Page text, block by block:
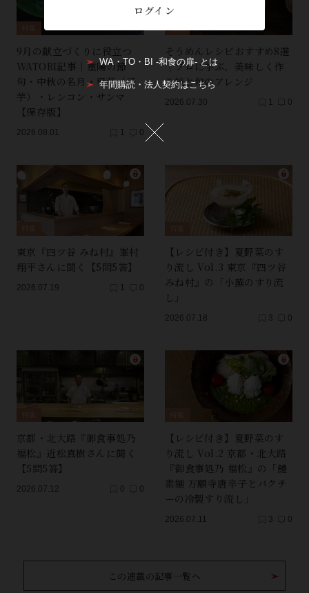
9月の献立づくりに役立つ
WATOBI記事｜重陽の節
句・中秋の名月・里芋（子
芋）・レンコン・サンマ
【保存版】
2026.08.01 1 0
そうめんレシピおすすめ8選
｜プロに学ぶ、美味しく作
る技と旬のアレンジ
2026.07.30 1 0
東京『四ツ谷 みね村』峯村
翔平さんに聞く【5問5答】
2026.07.19 1 0
【レシピ付き】夏野菜のす
り流し Vol.3 東京『四ツ谷
みね村』の「小蕪のすり流
し」
2026.07.18 3 0
京都・北大路『御食事処乃
福松』近松真樹さんに聞く
【5問5答】
2026.07.12 0 0
【レシピ付き】夏野菜のす
り流し Vol.2 京都・北大路
『御食事処乃 福松』の「鱧
素麺 万願寺唐辛子とパクチ
ーの冷製すり流し」
2026.07.11 3 0
この連載の記事一覧へ
ログイン
WA・TO・BI -和食の扉- とは
年間購読・法人契約はこちら